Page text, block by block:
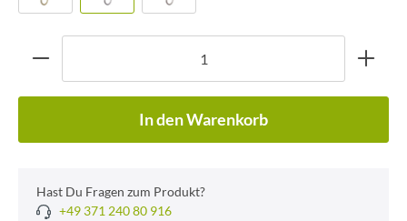
In den Warenkorb
Hast Du Fragen zum Produkt?
+49 371 240 80 916